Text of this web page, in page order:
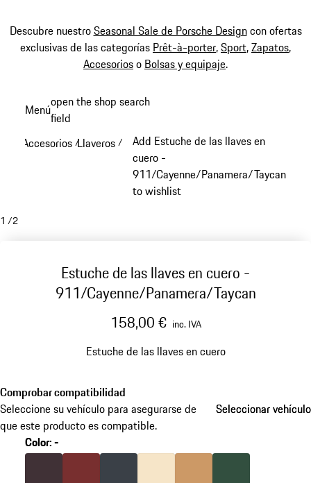
Descubre nuestroSeasonal Sale de Porsche Designcon ofertas
exclusivas de las categorías Prêt-à-porter,Sport,Zapatos,
Accesorioso Bolsas y equipaje.
principal
Menúopen the shop search
field
Accesorios /Llaveros /
Add Estuche de las llaves en
cuero -
911/Cayenne/Panamera/Taycan
to wishlist
1 /2
Estuche de las llaves en cuero -
911/Cayenne/Panamera/Taycan
158,00 € inc. IVA
Estuche de las llaves en cuero
Comprobar compatibilidad
Seleccione su vehículo para asegurarse de
que este producto es compatible.
Seleccionar vehículo
Seleccionar vehículo
Color:-
variantes
Color MoraColor Rojo Bordeaux
Color Azul Grafito
Color Crema
Color Beige Luxor
Color Verde Isla